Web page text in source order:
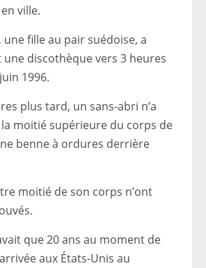
ville.
fille au pair suédoise, a
discothèque vers 3 heures
1996.
plus tard, un sans-abri n’a
moitié supérieure du corps de
benne à ordures derrière
moitié de son corps n’ont
que 20 ans au moment de
aux États-Unis au